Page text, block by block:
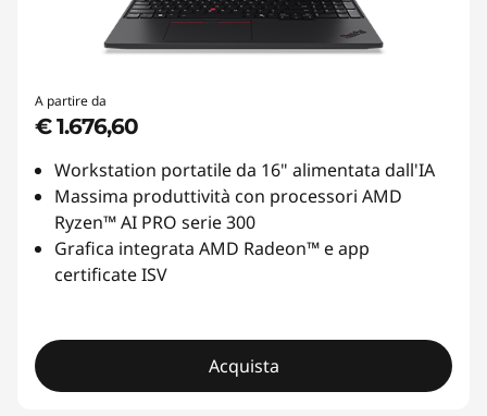
A partire da
€ 1.676,60
Workstation portatile da 16" alimentata dall'IA
Massima produttività con processori AMD
Ryzen™ AI PRO serie 300
Grafica integrata AMD Radeon™ e app
certificate ISV
Acquista